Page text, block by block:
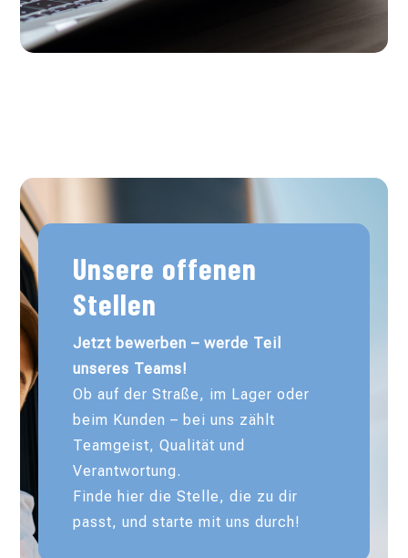
Unsere offenen
Stellen
Jetzt bewerben – werde Teil
unseres Teams!
Ob auf der Straße, im Lager oder
beim Kunden – bei uns zählt
Teamgeist, Qualität und
Verantwortung.
Finde hier die Stelle, die zu dir
passt, und starte mit uns durch!